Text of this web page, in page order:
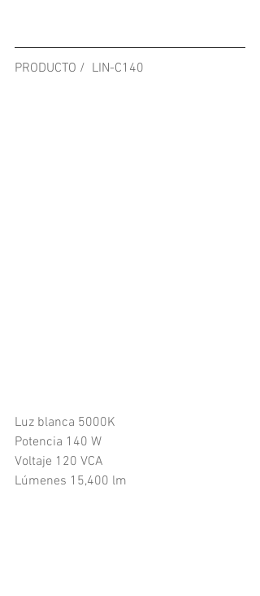
PRODUCTO /  LIN-C140
Luz blanca 5000K
Potencia 140 W
Voltaje 120 VCA
Lúmenes 15,400 lm